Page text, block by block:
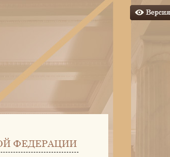
ФЕДЕРАЦИИ